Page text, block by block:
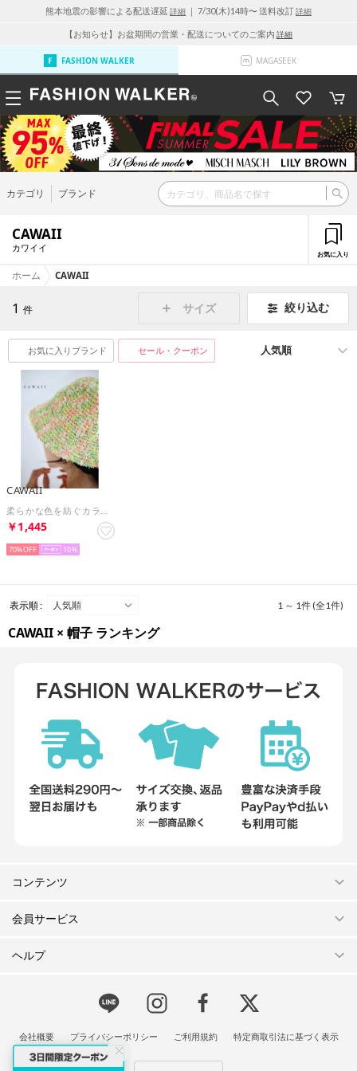
熊本地震の影響による配送遅延 詳細 ｜ 7/30(木)14時〜 送料改訂詳細
【お知らせ】お盆期間の営業・配送についてのご案内 詳細
FASHION WALKER MAGASEEK
カテゴリ ブランド
CAWAII
カワイイ
お気に入り
ホーム CAWAII
1 件 サイズ 絞り込む
お気に入りブランド セール・クーポン
CAWAII
￥1,445
70% 10
表示順 : 1 ～ 1件 (全1件)
CAWAII × 帽子 ランキング
コンテンツ
会員サービス
ヘルプ
会社概要 プライバシーポリシー ご利用規約 特定商取引法に基づく表示